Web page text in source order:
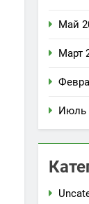
Май
Март
Июль